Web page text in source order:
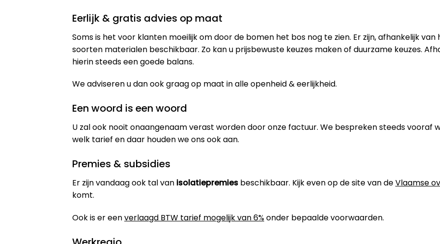
Eerlijk & gratis advies op maat
Soms is het voor klanten moeilijk om door de bomen het bos nog te zien. Er zijn, afhankelijk
soorten materialen beschikbaar. Zo kan u prijsbewuste keuzes maken of duurzame keuzes.
hierin steeds een goede balans.
We adviseren u dan ook graag op maat in alle openheid & eerlijkheid.
Een woord is een woord
U zal ook nooit onaangenaam verast worden door onze factuur. We bespreken steeds
welk tarief en daar houden we ons ook aan.
Premies & subsidies
Er zijn vandaag ook tal van isolatiepremies beschikbaar. Kijk even op de site van deVlaamse
komt.
Ook is er eenverlaagd BTW tarief mogelijk van 6%onder bepaalde voorwaarden.